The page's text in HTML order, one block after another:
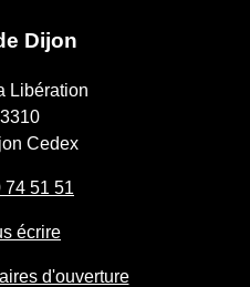
Dijon
Libération
Cedex
74 51 51
écrire
d'ouverture